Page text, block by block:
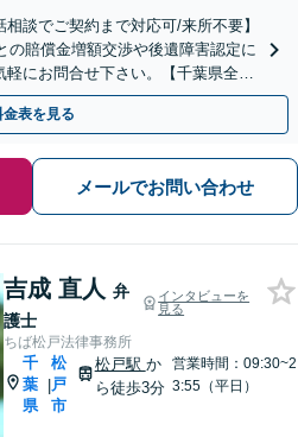
談でご契約まで対応可/来所不要】
の賠償金増額交渉や後遺障害認定に
にお問合せ下さい。【千葉県全域
金表を見る
メールでお問い合わせ
吉成 直人 弁
護士
インタビューを
見る
ちば松戸法律事務所
千
葉
県
|
松
戸
市
松戸駅 か
ら徒歩3分
営業時間：09:30~2
3:55（平日）